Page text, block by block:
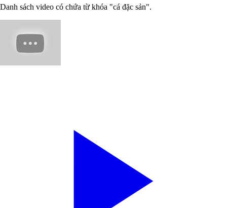
Danh sách video có chứa từ khóa "cá đặc sản".